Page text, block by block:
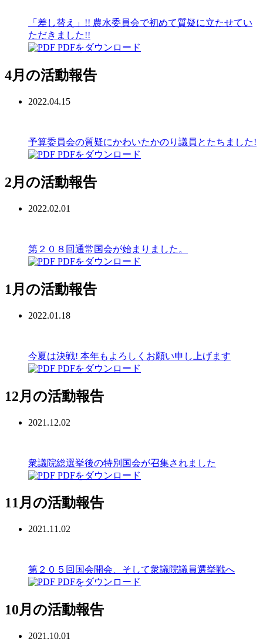
「差し替え」!! 農水委員会で初めて質疑に立たせてい
ただきました!!
PDFをダウンロード
4月の活動報告
2022.04.15
予算委員会の質疑にかわいたかのり議員とたちました!
PDFをダウンロード
2月の活動報告
2022.02.01
第２０８回通常国会が始まりました。
PDFをダウンロード
1月の活動報告
2022.01.18
今夏は決戦! 本年もよろしくお願い申し上げます
PDFをダウンロード
12月の活動報告
2021.12.02
衆議院総選挙後の特別国会が召集されました
PDFをダウンロード
11月の活動報告
2021.11.02
第２０５回国会開会、そして衆議院議員選挙戦へ
PDFをダウンロード
10月の活動報告
2021.10.01